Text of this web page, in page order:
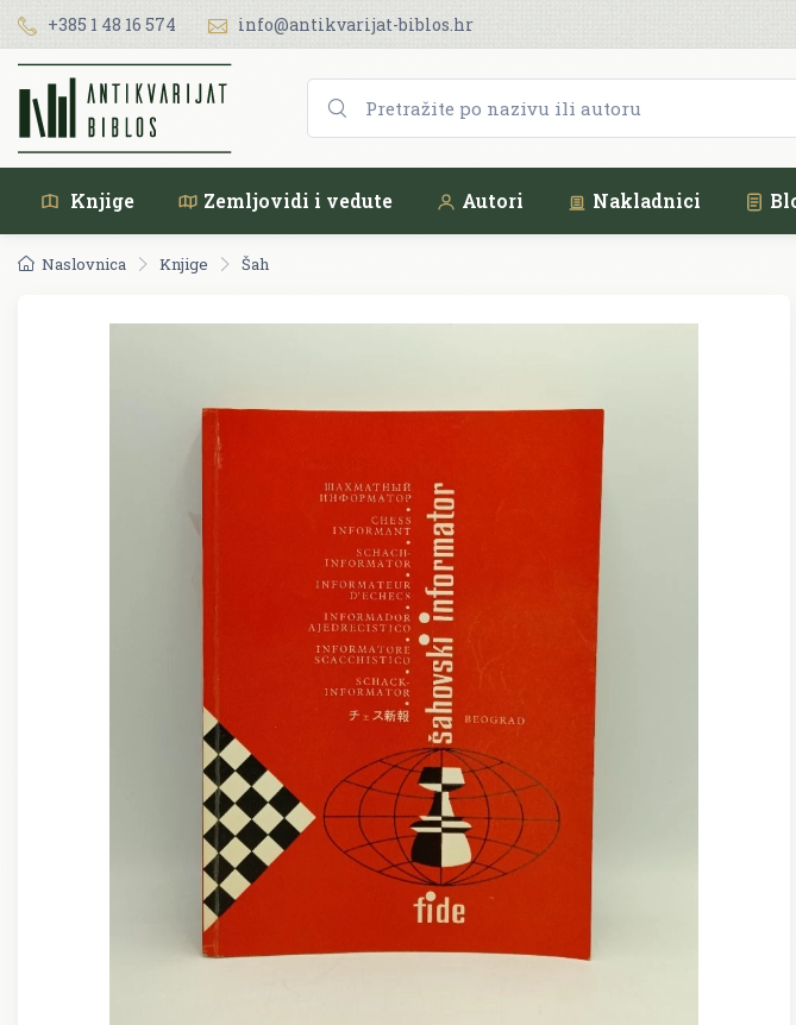
+385 1 48 16 574 info@antikvarijat-biblos.hr
Knjige Zemljovidi i vedute Autori Nakladnici
Naslovnica Knjige Šah